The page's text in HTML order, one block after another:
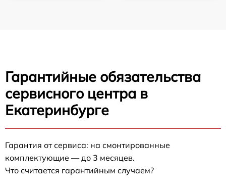
Гарантийные обязательства
сервисного центра в
Екатеринбурге
Гарантия от сервиса: на смонтированные
комплектующие — до 3 месяцев.
Что считается гарантийным случаем?